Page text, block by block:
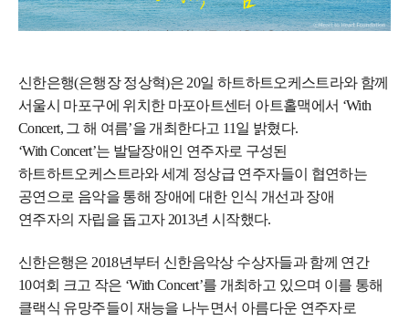
신한은행(은행장 정상혁)은 20일 하트하트오케스트라와 함께
서울시 마포구에 위치한 마포아트센터 아트홀맥에서 ‘With
Concert, 그 해 여름’을 개최한다고 11일 밝혔다.
‘With Concert’는 발달장애인 연주자로 구성된
하트하트오케스트라와 세계 정상급 연주자들이 협연하는
공연으로 음악을 통해 장애에 대한 인식 개선과 장애
연주자의 자립을 돕고자 2013년 시작했다.
신한은행은 2018년부터 신한음악상 수상자들과 함께 연간
10여회 크고 작은 ‘With Concert’를 개최하고 있으며 이를 통해
클랙식 유망주들이 재능을 나누면서 아름다운 연주자로